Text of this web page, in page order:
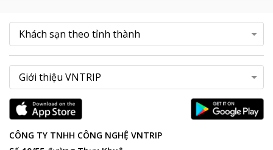
CÔNG TY TNHH CÔNG NGHỆ VNTRIP